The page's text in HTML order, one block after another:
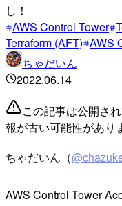
し！
AWS Control Tower
Terraform (AFT) AWS
ちゃだいん
2022.06.14
この記事は公開さ
報が古い可能性があり
ちゃだいん（
AWS Control Tower